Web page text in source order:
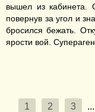
вышел из кабинета.
повернув за угол и
бросился бежать.
ярости вой.
1 2 3 ...